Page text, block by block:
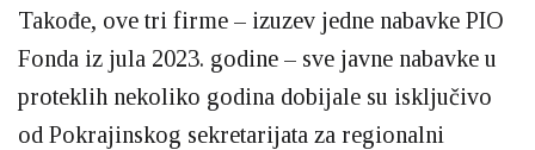
Takođe, ove tri firme – izuzev jedne nabavke PIO
Fonda iz jula 2023. godine – sve javne nabavke u
proteklih nekoliko godina dobijale su isključivo
od Pokrajinskog sekretarijata za regionalni